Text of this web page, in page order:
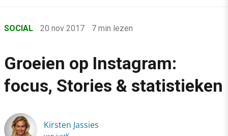
›
›
Social
Groeien op Instagram: focus, Stories & statistieken
SOCIAL 20 nov 2017 7 min lezen
Groeien op Instagram:
focus, Stories & statistieken
Kirsten Jassies